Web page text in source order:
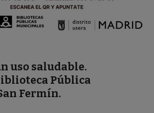
uso saludable.
Pública
Fermín.